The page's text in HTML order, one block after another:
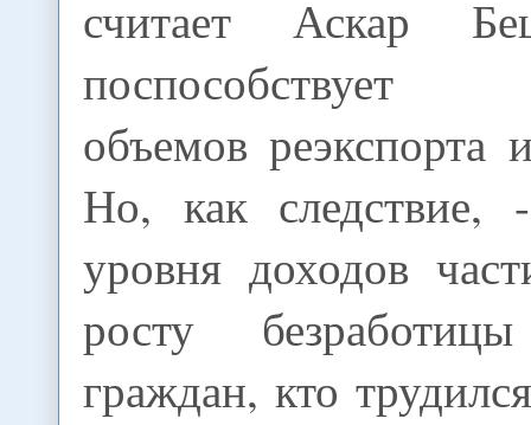
считает Аскар
поспособствует
объемов реэкспорта
Но, как
уровня доходов
росту
граждан, кто